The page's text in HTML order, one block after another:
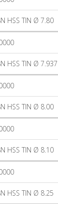
HSS TIN Ø 7.80
HSS TIN Ø 7.937
HSS TIN Ø 8.00
HSS TIN Ø 8.10
HSS TIN Ø 8.25